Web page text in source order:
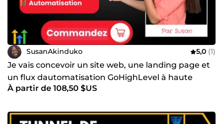
SusanAkinduko 5,0 (1)
Je vais concevoir un site web, une landing page et
un flux dautomatisation GoHighLevel à haute
conversion
À partir de 108,50 $US